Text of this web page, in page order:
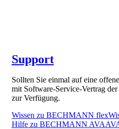
Support
Sollten Sie einmal auf eine
mit Software-Service-Vertrag
zur Verfügung.
Wissen zu BECHMANN flex
Hilfe zu BECHMANN AVA